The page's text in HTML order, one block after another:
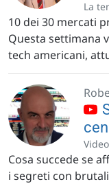
La
10 dei 30 mercati
Questa settimana
tech americani,
Cosa succede se
i segreti con